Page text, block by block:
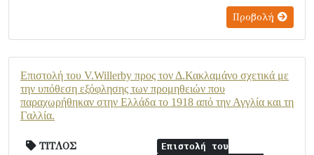
Προβολή
Επιστολή του V.Willerby προς τον Δ.Κακλαμάνο σχετικά με
την υπόθεση εξόφλησης των προμηθειών που
παραχωρήθηκαν στην Ελλάδα το 1918 από την Αγγλία και τη
Γαλλία.
ΤΙΤΛΟΣ
Επιστολή του